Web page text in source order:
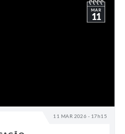
11 MAR 2026 - 17h15
MAR
11